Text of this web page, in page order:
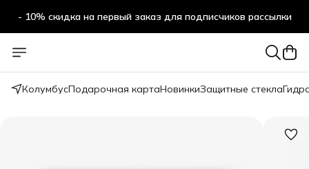
- 10% скидка на первый заказ для подписчиков рассылки
КолумбусПодарочная картаНовинкиЗащитные стекла